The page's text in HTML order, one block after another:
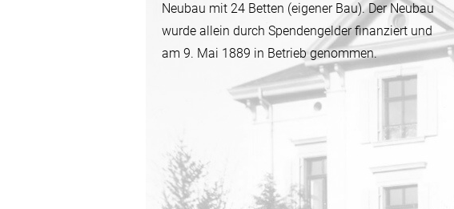
Neubau mit 24 Betten (eigener Bau). Der Neubau
wurde allein durch Spendengelder finanziert und
am 9. Mai 1889 in Betrieb genommen.